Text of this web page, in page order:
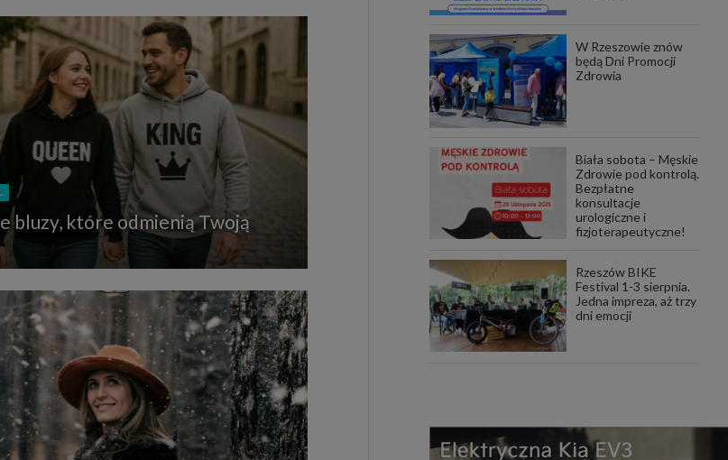
bluzy, które odmienią Twoją
W Rzeszowie znów
będą Dni Promocji
Zdrowia
Biała sobota – Męskie
Zdrowie pod kontrolą.
Bezpłatne
konsultacje
urologiczne i
fizjoterapeutyczne!
Rzeszów BIKE
Festival 1-3 sierpnia.
Jedna impreza, aż trzy
dni emocji